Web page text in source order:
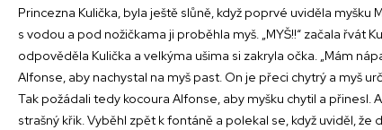
Princezna Kulička, byla ještě slůně, když poprvé uviděla
s vodou a pod nožičkama ji proběhla myš. „MYŠ!!“ začala řvát
odpověděla Kulička a velkýma ušima si zakryla očka. „Mám
Alfonse, aby nachystal na myš past. On je přeci chytrý a myš
Tak požádali tedy kocoura Alfonse, aby myšku chytil a přinesl.
strašný křik. Vyběhl zpět k fontáně a polekal se, když uviděl,